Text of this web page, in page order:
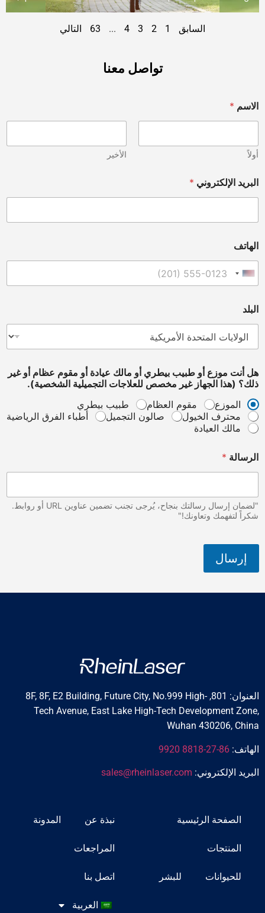
السابق 1
2
3
4
...
63 التالي
تواصل معنا
الاسم *
أولاً الأخير
البريد الإلكتروني *
ب
ي
ب
O
n
e
r
*
الهاتف
United States +1
البلد
هل أنت موزع أو طبيب بيطري أو مالك عيادة أو مقوم عظام أو غير
ذلك؟ (هذا الجهاز غير مخصص للعلاجات التجميلية الشخصية).
الموزع
مقوم العظام
طبيب بيطري
محترف الخيول
صالون التجميل
أطباء الفرق الرياضية
مالك العيادة
الرسالة *
"لضمان إرسال رسالتك بنجاح، يُرجى تجنب تضمين عناوين URL أو روابط.
شكراً لتفهمك وتعاونك!"
إرسال
العنوان: 801, 8F, 8F, E2 Building, Future City, No.999 High-
Tech Avenue, East Lake High-Tech Development Zone,
Wuhan 430206, China
الهاتف: 86-27-8818 9920
البريد الإلكتروني: sales@rheinlaser.com
الصفحة الرئيسية
المنتجات
للحيوانات للبشر
نبذة عن المدونة
المراجعات
اتصل بنا
العربية